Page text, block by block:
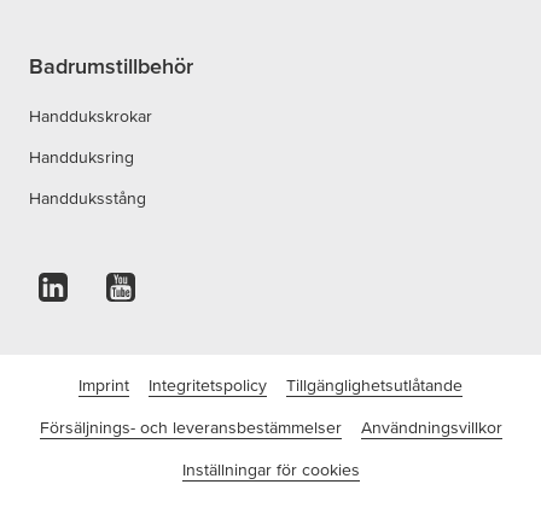
Badrumstillbehör
Handdukskrokar
Handduksring
Handduksstång
Imprint Integritetspolicy Tillgänglighetsutlåtande
Försäljnings- och leveransbestämmelser Användningsvillkor
Inställningar för cookies